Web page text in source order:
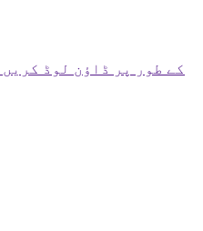
PDF کے طور پر ڈاؤن لوڈ کریں۔